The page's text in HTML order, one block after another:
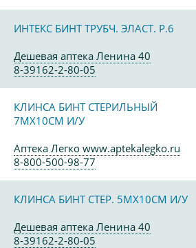
ИНТЕКС БИНТ ТРУБЧ. ЭЛАСТ. Р.6
Дешевая аптека Ленина 40
8-39162-2-80-05
КЛИНСА БИНТ СТЕРИЛЬНЫЙ
7МХ10СМ И/У
Аптека Легко www.aptekalegko.ru
8-800-500-98-77
КЛИНСА БИНТ СТЕР. 5МХ10СМ И/У
Дешевая аптека Ленина 40
8-39162-2-80-05